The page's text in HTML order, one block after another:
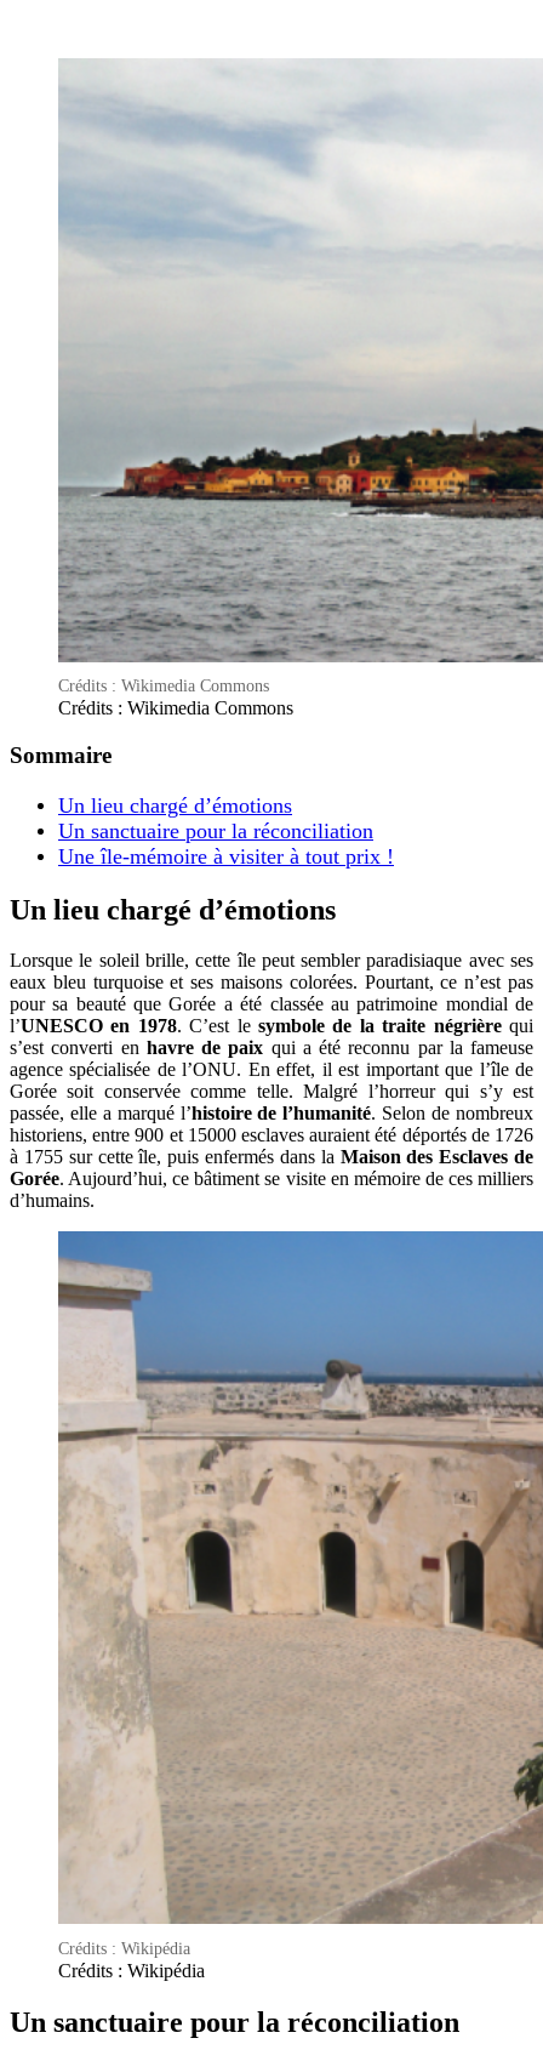
Crédits : Wikimedia Commons
Crédits : Wikimedia Commons
Sommaire
Un lieu chargé d’émotions
Un sanctuaire pour la réconciliation
Une île-mémoire à visiter à tout prix !
Un lieu chargé d’émotions
Lorsque le soleil brille, cette île peut sembler paradisiaque avec ses
eaux bleu turquoise et ses maisons colorées. Pourtant, ce n’est pas
pour sa beauté que Gorée a été classée au patrimoine mondial de
l’UNESCO en 1978. C’est lesymbole de la traite négrièrequi
s’est converti en havre de paix qui a été reconnu par la fameuse
agence spécialisée de l’ONU. En effet, il est important que l’île de
Gorée soit conservée comme telle. Malgré l’horreur qui s’y est
passée, elle a marqué l’histoire de l’humanité. Selon de nombreux
historiens, entre 900 et 15000 esclaves auraient été déportés de 1726
à 1755 sur cette île, puis enfermés dans la Maison des Esclaves de
Gorée. Aujourd’hui, ce bâtiment se visite en mémoire de ces milliers
d’humains.
Crédits : Wikipédia
Crédits : Wikipédia
Un sanctuaire pour la réconciliation